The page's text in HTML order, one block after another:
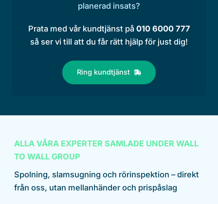
planerad insats?
Prata med vår kundtjänst på 010 6000 777
så ser vi till att du får rätt hjälp för just dig!
Ring kundtjänst
ALLA VÅRA EXPERTER SAMLADE UNDER WALL
TO WALL GROUP
Spolning, slamsugning och rörinspektion – direkt
från oss, utan mellanhänder och prispåslag